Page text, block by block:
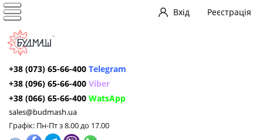
Вхід Реєстрація
+38 (073) 65-66-400 Telegram
+38 (096) 65-66-400 Viber
+38 (066) 65-66-400 WatsApp
sales@budmash.ua
Графік: Пн-Пт з 8.00 до 17.00